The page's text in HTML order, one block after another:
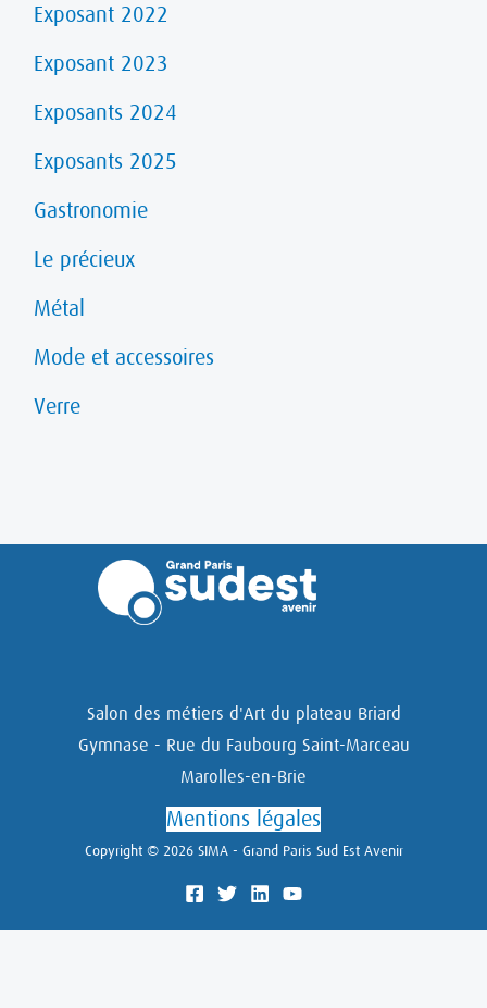
Exposant 2022
Exposant 2023
Exposants 2024
Exposants 2025
Gastronomie
Le précieux
Métal
Mode et accessoires
Verre
Salon des métiers d'Art du plateau Briard
Gymnase - Rue du Faubourg Saint-Marceau
Marolles-en-Brie
Mentions légales
Copyright © 2026 SIMA - Grand Paris Sud Est Avenir